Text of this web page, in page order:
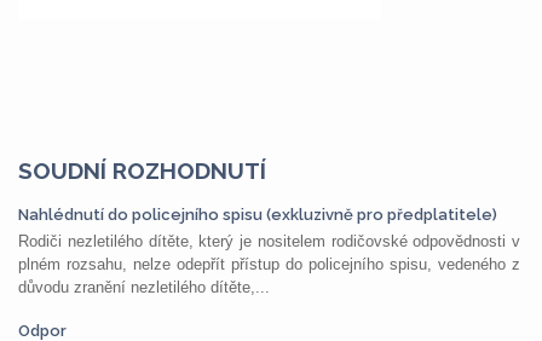
SOUDNÍ ROZHODNUTÍ
Nahlédnutí do policejního spisu (exkluzivně pro předplatitele)
Rodiči nezletilého dítěte, který je nositelem rodičovské odpovědnosti v
plném rozsahu, nelze odepřít přístup do policejního spisu, vedeného z
důvodu zranění nezletilého dítěte,...
Odpor